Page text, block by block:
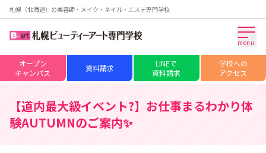
札幌（北海道）の美容師・メイク・ネイル・エステ専門学校
menu
オープン
キャンパス
資料請求
LINEで
資料請求
学校への
アクセス
【道内最大級イベント?】お仕事まるわかり体
験AUTUMNのご案内✨